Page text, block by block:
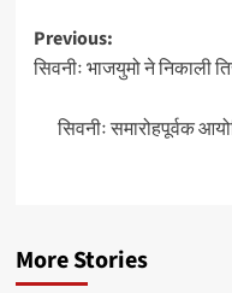
Post
navigation
Previous:
सिवनीः भाजयुमो ने निकाली
सिवनीः समारोहपूर्वक
More Stories